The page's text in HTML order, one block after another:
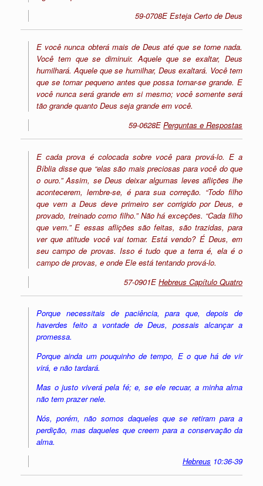
59-0708E Esteja Certo de Deus
E você nunca obterá mais de Deus até que se torne nada.
Você tem que se diminuir. Aquele que se exaltar, Deus
humilhará. Aquele que se humilhar, Deus exaltará. Você tem
que se tornar pequeno antes que possa tornar-se grande. E
você nunca será grande em si mesmo; você somente será
tão grande quanto Deus seja grande em você.
59-0628E Perguntas e Respostas
E cada prova é colocada sobre você para prová-lo. E a
Bíblia disse que “elas são mais preciosas para você do que
o ouro.” Assim, se Deus deixar algumas leves aflições lhe
acontecerem, lembre-se, é para sua correção. “Todo filho
que vem a Deus deve primeiro ser corrigido por Deus, e
provado, treinado como filho.” Não há exceções. “Cada filho
que vem.” E essas aflições são feitas, são trazidas, para
ver que atitude você vai tomar. Está vendo? É Deus, em
seu campo de provas. Isso é tudo que a terra é, ela é o
campo de provas, e onde Ele está tentando prová-lo.
57-0901E Hebreus Capítulo Quatro
Porque necessitais de paciência, para que, depois de
haverdes feito a vontade de Deus, possais alcançar a
promessa.
Porque ainda um pouquinho de tempo, E o que há de vir
virá, e não tardará.
Mas o justo viverá pela fé; e, se ele recuar, a minha alma
não tem prazer nele.
Nós, porém, não somos daqueles que se retiram para a
perdição, mas daqueles que creem para a conservação da
alma.
Hebreus 10:36-39